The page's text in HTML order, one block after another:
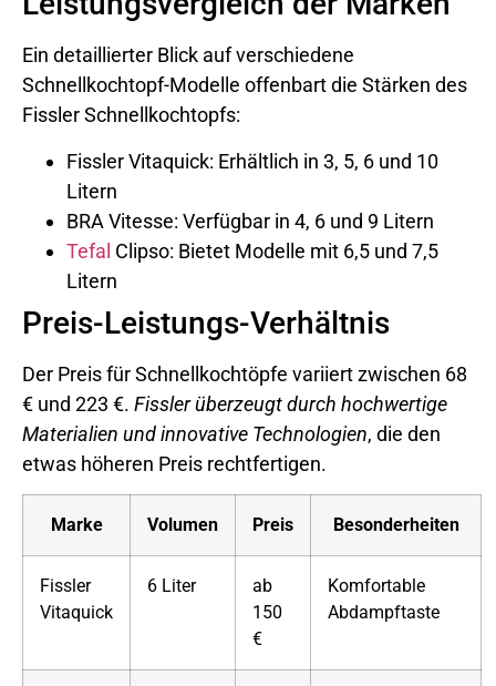
Ein detaillierter Blick auf verschiedene
Schnellkochtopf-Modelle offenbart die Stärken des
Fissler Schnellkochtopfs:
Fissler Vitaquick: Erhältlich in 3, 5, 6 und 10
Litern
BRA Vitesse: Verfügbar in 4, 6 und 9 Litern
Tefal Clipso: Bietet Modelle mit 6,5 und 7,5
Litern
Preis-Leistungs-Verhältnis
Der Preis für Schnellkochtöpfe variiert zwischen 68
€ und 223 €. Fissler überzeugt durch hochwertige
Materialien und innovative Technologien, die den
etwas höheren Preis rechtfertigen.
Marke Volumen Preis Besonderheiten
Fissler
Vitaquick
6 Liter
ab
150
€
Komfortable
Abdampftaste